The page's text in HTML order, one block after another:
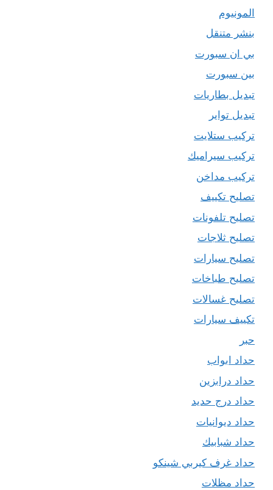
المونيوم
بنشر متنقل
بي ان سبورت
بين سبورت
تبديل بطاريات
تبديل تواير
تركيب ستلايت
تركيب سيراميك
تركيب مداخن
تصليح تكييف
تصليح تلفونات
تصليح ثلاجات
تصليح سيارات
تصليح طباخات
تصليح غسالات
تكييف سيارات
حبر
حداد ابواب
حداد درابزين
حداد درج حديد
حداد ديوانيات
حداد شبابيك
حداد غرف كيربي شينكو
حداد مظلات